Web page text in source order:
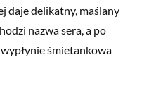
daje delikatny, maślany
nazwa sera, a po
śmietankowa